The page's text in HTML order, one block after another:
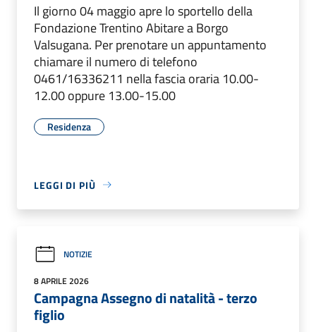
Il giorno 04 maggio apre lo sportello della
Fondazione Trentino Abitare a Borgo
Valsugana. Per prenotare un appuntamento
chiamare il numero di telefono
0461/16336211 nella fascia oraria 10.00-
12.00 oppure 13.00-15.00
Residenza
LEGGI DI PIÙ
NOTIZIE
8 APRILE 2026
Campagna Assegno di natalità - terzo
figlio